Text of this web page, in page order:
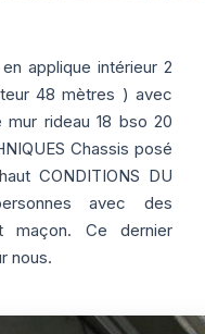
applique intérieur 2
48 mètres ) avec
rideau 18 bso 20
Chassis posé
CONDITIONS DU
avec des
maçon. Ce dernier
nous.